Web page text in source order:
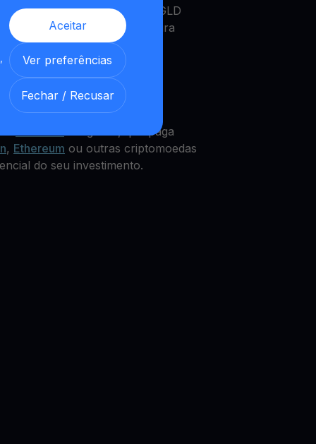
Aceitar
Ver preferências
Fechar / Recusar
preço de EGLD, obter um EGLD
MultiHODL. Uma verdadeira
integrado, que paga
, Ethereum ou outras criptomoedas
do seu investimento.